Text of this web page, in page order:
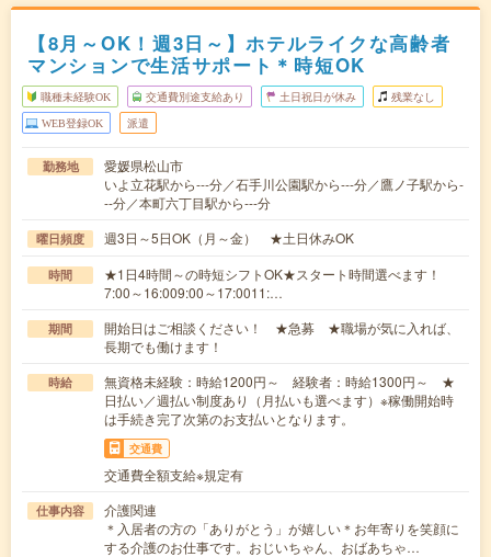
【8月～OK！週3日～】ホテルライクな高齢者
マンションで生活サポート＊時短OK
職種未経験OK 交通費別途支給あり 土日祝日が休み 残業なし
WEB登録OK 派遣
勤務地
愛媛県松山市
いよ立花駅から---分／石手川公園駅から---分／鷹ノ子駅から-
--分／本町六丁目駅から---分
曜日頻度 週3日～5日OK（月～金） ★土日休みOK
時間
★1日4時間～の時短シフトOK★スタート時間選べます！
7:00～16:009:00～17:0011:…
期間
開始日はご相談ください！ ★急募 ★職場が気に入れば、
長期でも働けます！
時給
無資格未経験：時給1200円～ 経験者：時給1300円～ ★
日払い／週払い制度あり（月払いも選べます）※稼働開始時
は手続き完了次第のお支払いとなります。
交通費
交通費全額支給※規定有
仕事内容
介護関連
＊入居者の方の「ありがとう」が嬉しい＊お年寄りを笑顔に
する介護のお仕事です。おじいちゃん、おばあちゃ…